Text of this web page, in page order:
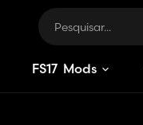
FS17 Mods